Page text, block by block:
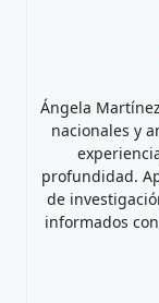
Ángela
nacionales y
profundidad.
de
informados